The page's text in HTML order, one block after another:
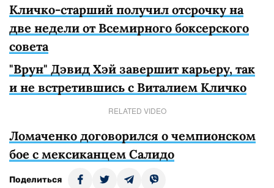
Кличко-старший получил отсрочку на
две недели от Всемирного боксерского
совета
"Врун" Дэвид Хэй завершит карьеру, так
и не встретившись с Виталием Кличко
RELATED VIDEO
Ломаченко договорился о чемпионском
бое с мексиканцем Салидо
Поделиться